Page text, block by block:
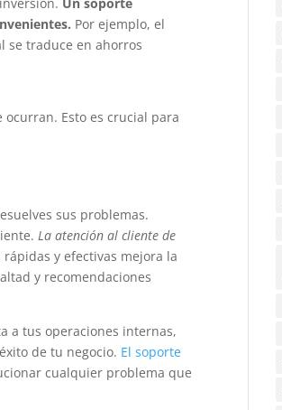
Por ejemplo, el
se traduce en ahorros
Esto es crucial para
sus problemas.
La atención al cliente de
y efectivas mejora la
y recomendaciones
a tus operaciones internas,
de tu negocio. El soporte
cualquier problema que